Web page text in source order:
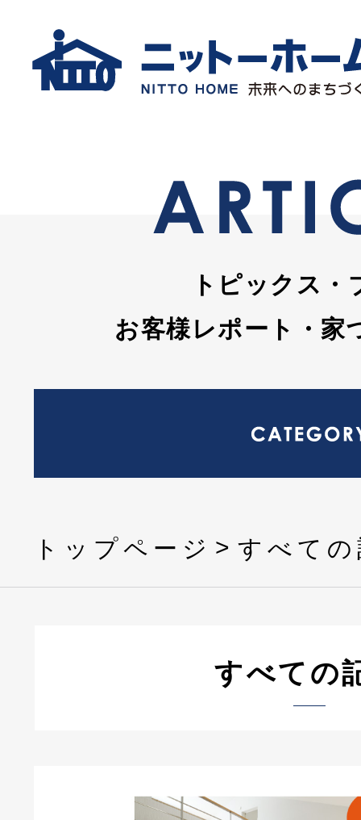
トピックス・
お客様レポート・家
トップページ すべて
すべての